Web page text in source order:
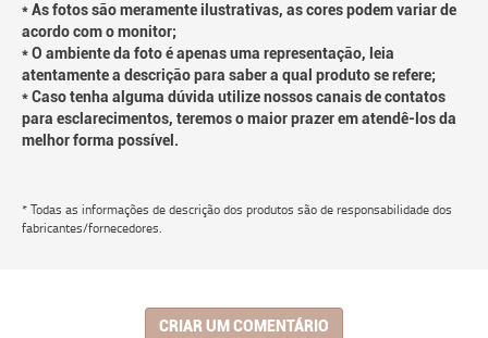
* As fotos são meramente ilustrativas, as cores podem variar de
acordo com o monitor;
* O ambiente da foto é apenas uma representação, leia
atentamente a descrição para saber a qual produto se refere;
* Caso tenha alguma dúvida utilize nossos canais de contatos
para esclarecimentos, teremos o maior prazer em atendê-los da
melhor forma possível.
* Todas as informações de descrição dos produtos são de responsabilidade dos
fabricantes/fornecedores.
CRIAR UM COMENTÁRIO